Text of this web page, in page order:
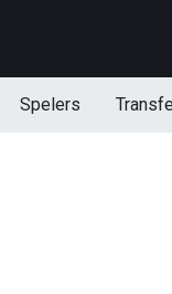
Spelers